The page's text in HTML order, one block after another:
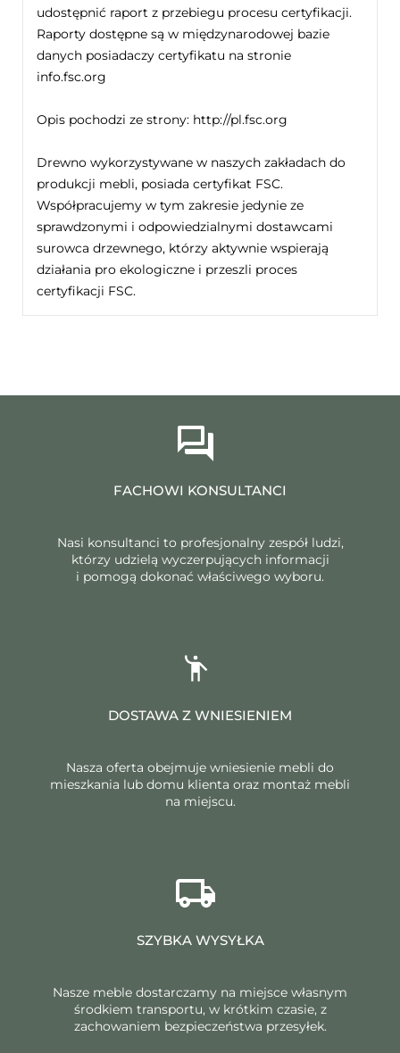
udostępnić raport z przebiegu procesu certyfikacji.
Raporty dostępne są w międzynarodowej bazie
danych posiadaczy certyfikatu na stronie
info.fsc.org
Opis pochodzi ze strony: http://pl.fsc.org
Drewno wykorzystywane w naszych zakładach do
produkcji mebli, posiada certyfikat FSC.
Współpracujemy w tym zakresie jedynie ze
sprawdzonymi i odpowiedzialnymi dostawcami
surowca drzewnego, którzy aktywnie wspierają
działania pro ekologiczne i przeszli proces
certyfikacji FSC.
FACHOWI KONSULTANCI
Nasi konsultanci to profesjonalny zespół ludzi,
którzy udzielą wyczerpujących informacji
i pomogą dokonać właściwego wyboru.
DOSTAWA Z WNIESIENIEM
Nasza oferta obejmuje wniesienie mebli do
mieszkania lub domu klienta oraz montaż mebli
na miejscu.
SZYBKA WYSYŁKA
Nasze meble dostarczamy na miejsce własnym
środkiem transportu, w krótkim czasie, z
zachowaniem bezpieczeństwa przesyłek.